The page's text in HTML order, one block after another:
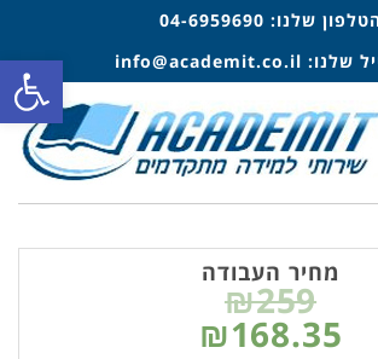
שלנו: 04-6959690
שלנו: info@academit.co.il
מחיר העבודה
₪259
₪168.35
פתח